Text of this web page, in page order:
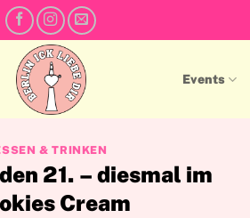
Events
& TRINKEN
21. – diesmal im
Cream